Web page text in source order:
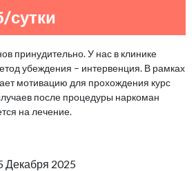
сутки
принудительно. У нас в клинике
убеждения – интервенция. В рамках
мотивацию для прохождения курс
после процедуры наркоман
на лечение.
Декабря 2025